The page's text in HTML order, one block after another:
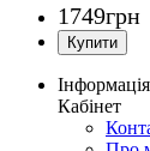
1749грн
Інформація
Кабінет